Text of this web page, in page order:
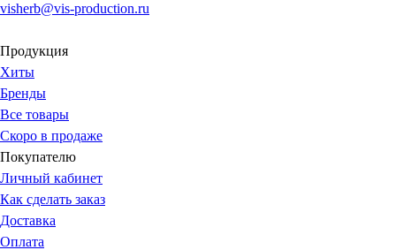
visherb@vis-production.ru
Продукция
Хиты
Бренды
Все товары
Скоро в продаже
Покупателю
Личный кабинет
Как сделать заказ
Доставка
Оплата